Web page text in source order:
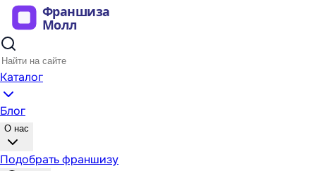
Каталог
Блог
О нас
Подобрать франшизу